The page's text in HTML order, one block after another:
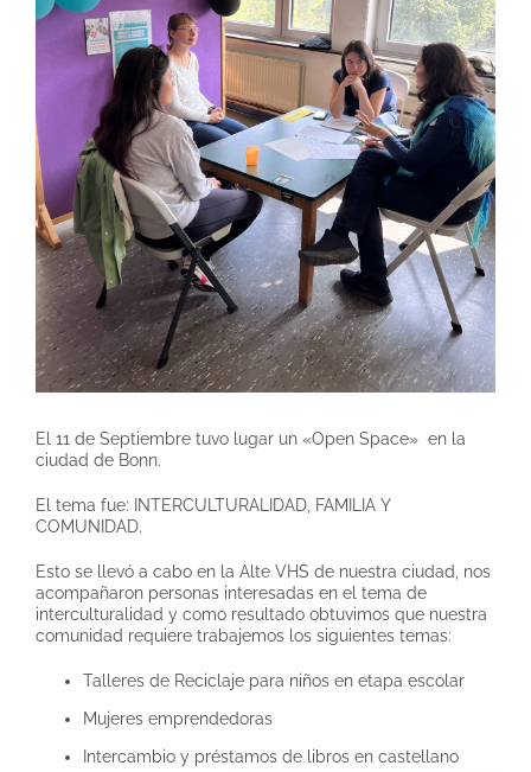
El 11 de Septiembre tuvo lugar un «Open Space» en la
ciudad de Bonn.
El tema fue: INTERCULTURALIDAD, FAMILIA Y
COMUNIDAD.
Esto se llevó a cabo en la Alte VHS de nuestra ciudad, nos
acompañaron personas interesadas en el tema de
interculturalidad y como resultado obtuvimos que nuestra
comunidad requiere trabajemos los siguientes temas:
Talleres de Reciclaje para niños en etapa escolar
Mujeres emprendedoras
Intercambio y préstamos de libros en castellano